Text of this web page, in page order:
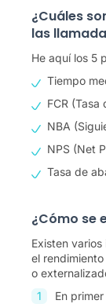
¿Cuáles
las
He aquí los 5
Tiempo
FCR
NBA
NPS (Net
Tasa de
¿Cómo se
Existen
el
o
En